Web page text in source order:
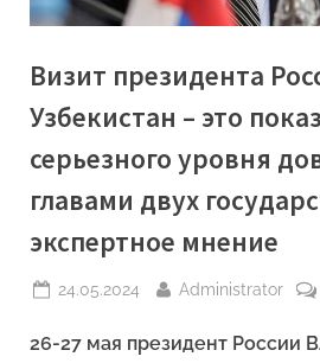
Визит президента
Узбекистан – это
серьезного уровня
главами двух
экспертное мнение
Posted
24.05.2024 By
Administrator
26-27 мая президент России